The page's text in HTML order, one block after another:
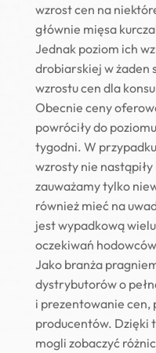
wzrost cen na
głównie mięsa
Jednak poziom ich
drobiarskiej w żaden
wzrostu cen dla
Obecnie ceny
powróciły do
tygodni. W
wzrosty nie
zauważamy tylko
również mieć na
jest wypadkową
oczekiwań
Jako branża
dystrybutorów o
i prezentowanie
producentów. Dzięki
mogli zobaczyć